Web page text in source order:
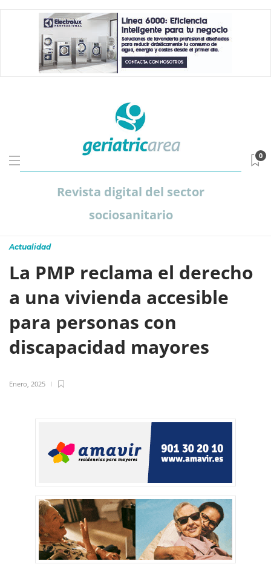
Revista digital del sector
sociosanitario
0
Actualidad
La PMP reclama el derecho
a una vivienda accesible
para personas con
discapacidad mayores
Enero, 2025